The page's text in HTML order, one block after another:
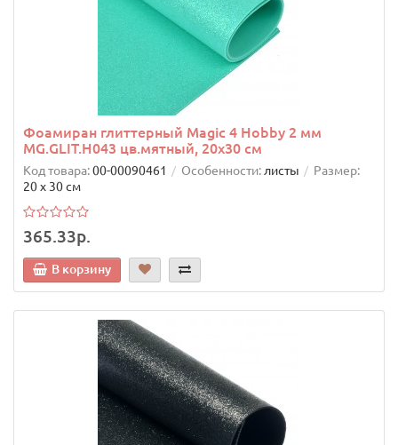
Фоамиран глиттерный Magic 4 Hobby 2 мм
MG.GLIT.H043 цв.мятный, 20х30 см
Код товара:00-00090461 Особенности: листы
Размер:
20 х 30 см
365.33р.
В корзину